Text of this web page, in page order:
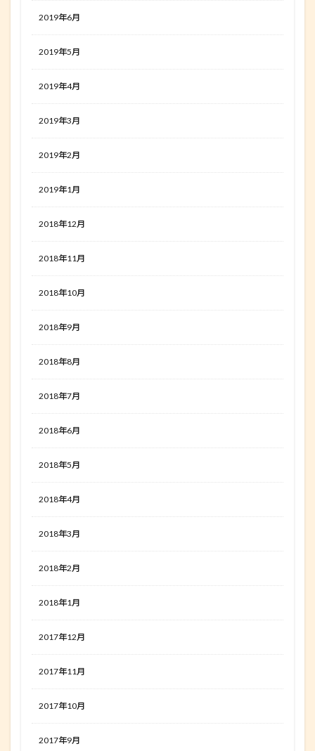
2019年6月
2019年5月
2019年4月
2019年3月
2019年2月
2019年1月
2018年12月
2018年11月
2018年10月
2018年9月
2018年8月
2018年7月
2018年6月
2018年5月
2018年4月
2018年3月
2018年2月
2018年1月
2017年12月
2017年11月
2017年10月
2017年9月